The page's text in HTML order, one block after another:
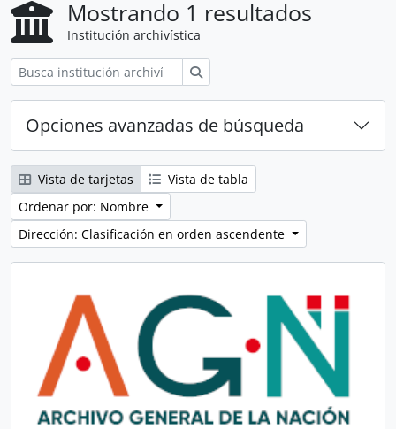
Mostrando 1 resultados
Institución archivística
Opciones avanzadas de búsqueda
Vista de tarjetas
Vista de tabla
Ordenar por: Nombre
Dirección: Clasificación en orden ascendente